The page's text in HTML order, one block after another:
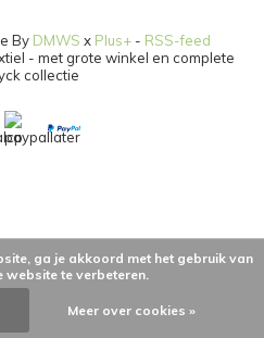
By DMWS x Plus+ - RSS-feed
- met grote winkel en complete
collectie
ga je akkoord met het gebruik van
website te verbeteren.
Meer over cookies »